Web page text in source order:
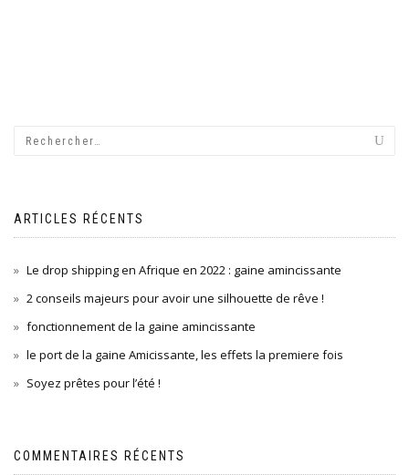
ARTICLES RÉCENTS
Le drop shipping en Afrique en 2022 : gaine amincissante
2 conseils majeurs pour avoir une silhouette de rêve !
fonctionnement de la gaine amincissante
le port de la gaine Amicissante, les effets la premiere fois
Soyez prêtes pour l’été !
COMMENTAIRES RÉCENTS